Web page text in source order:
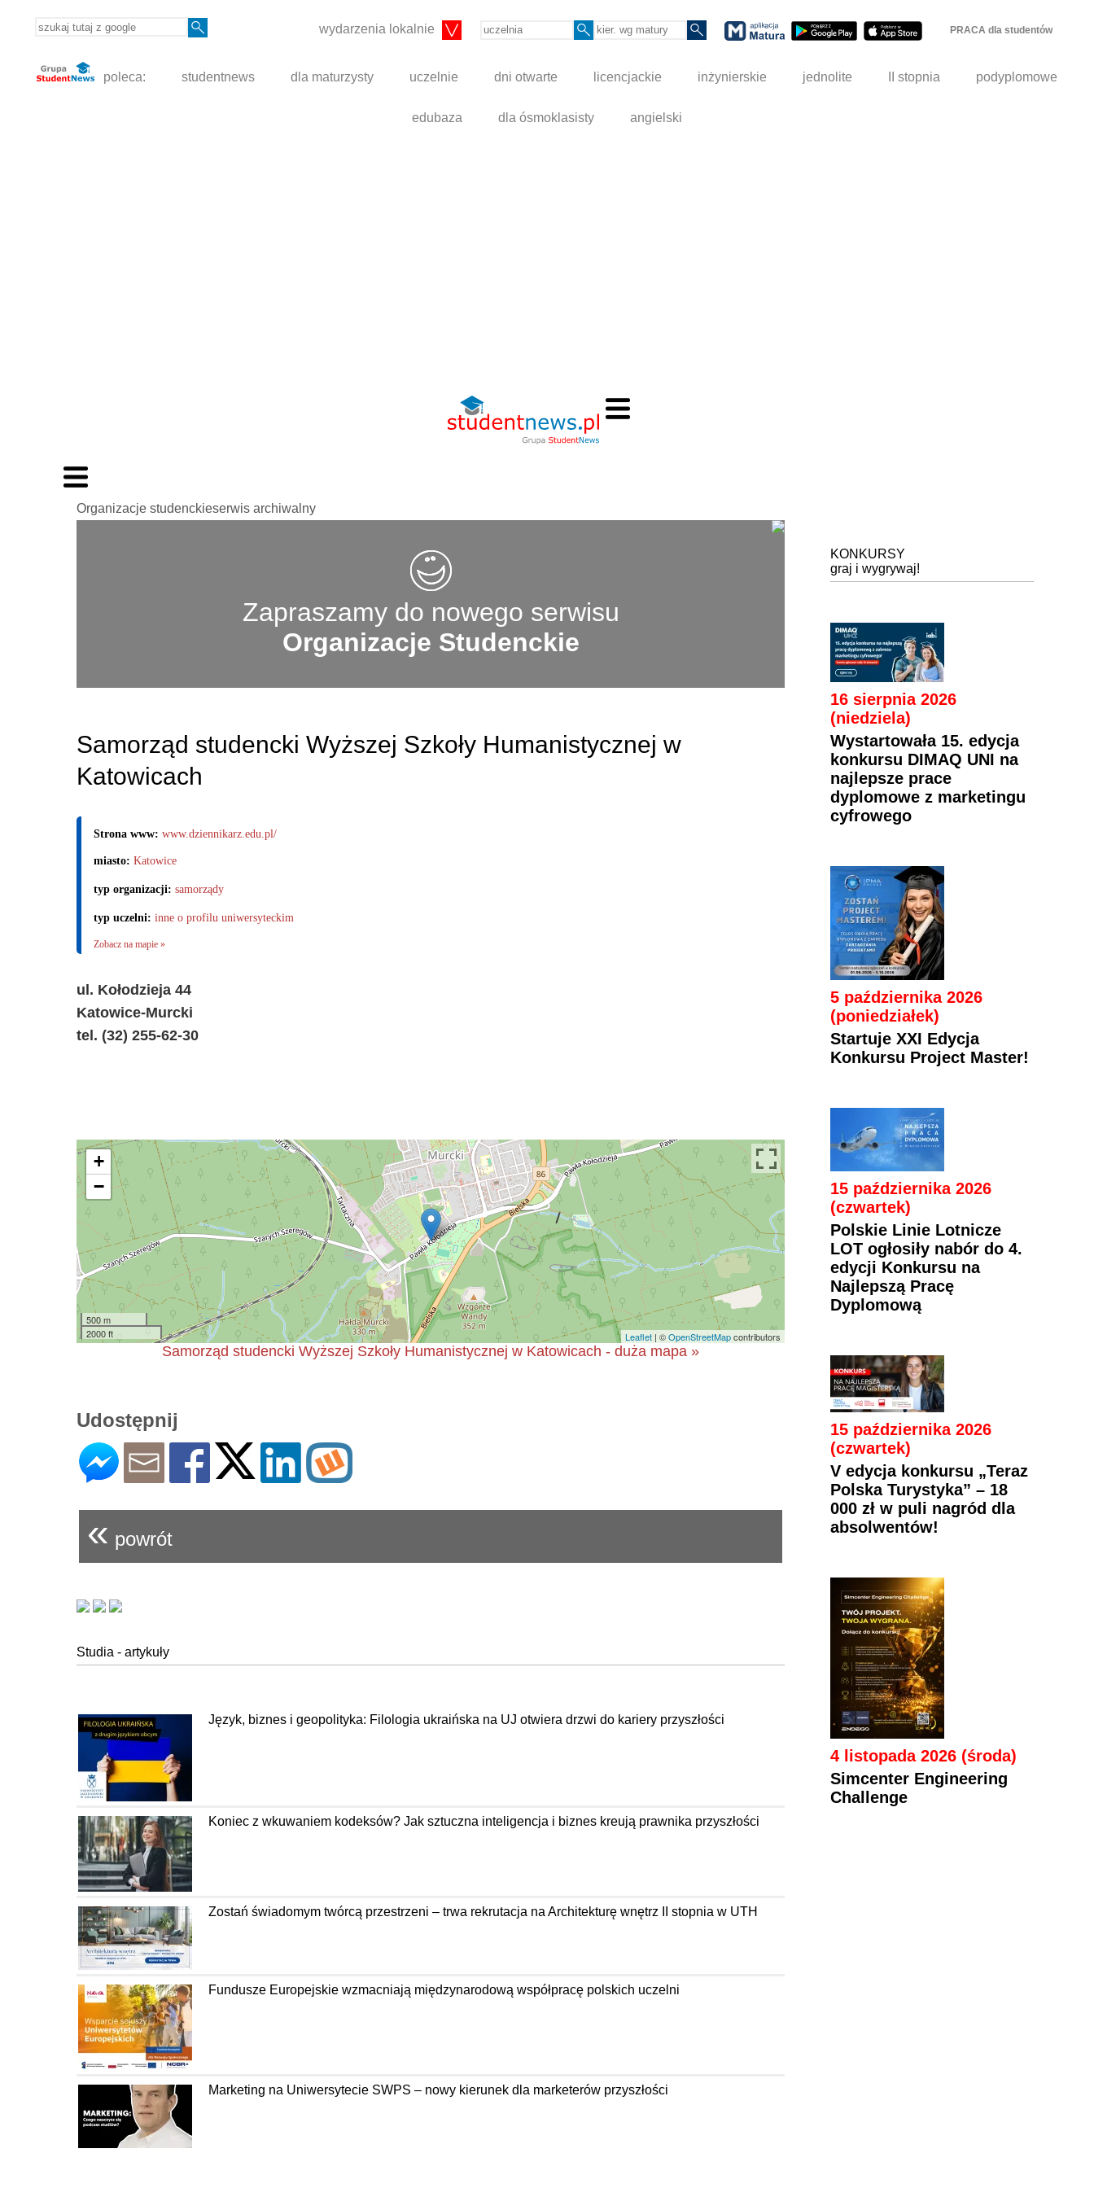
wydarzenia lokalnie PRACA dla studentów
poleca: studentnews dla maturzysty uczelnie dni otwarte licencjackie inżynierskie jednolite II stopnia podyplomowe
edubaza dla ósmoklasisty angielski
Organizacje studenckieserwis archiwalny
Zapraszamy do nowego serwisu
Organizacje Studenckie
Samorząd studencki Wyższej Szkoły Humanistycznej w
Katowicach
Strona www: www.dziennikarz.edu.pl/
miasto: Katowice
typ organizacji: samorządy
typ uczelni: inne o profilu uniwersyteckim
Zobacz na mapie »
ul. Kołodzieja 44
Katowice-Murcki
tel. (32) 255-62-30
+
−
500 m
2000 ft
Leaflet | ©OpenStreetMapcontributors
Samorząd studencki Wyższej Szkoły Humanistycznej w Katowicach - duża mapa »
Udostępnij
« powrót
Studia - artykuły
Język, biznes i geopolityka: Filologia ukraińska na UJ otwiera drzwi do kariery przyszłości
Koniec z wkuwaniem kodeksów? Jak sztuczna inteligencja i biznes kreują prawnika przyszłości
Zostań świadomym twórcą przestrzeni – trwa rekrutacja na Architekturę wnętrz II stopnia w UTH
Fundusze Europejskie wzmacniają międzynarodową współpracę polskich uczelni
Marketing na Uniwersytecie SWPS – nowy kierunek dla marketerów przyszłości
KONKURSY
graj i wygrywaj!
16 sierpnia 2026
(niedziela)
Wystartowała 15. edycja
konkursu DIMAQ UNI na
najlepsze prace
dyplomowe z marketingu
cyfrowego
5 października 2026
(poniedziałek)
Startuje XXI Edycja
Konkursu Project Master!
15 października 2026
(czwartek)
Polskie Linie Lotnicze
LOT ogłosiły nabór do 4.
edycji Konkursu na
Najlepszą Pracę
Dyplomową
15 października 2026
(czwartek)
V edycja konkursu „Teraz
Polska Turystyka” – 18
000 zł w puli nagród dla
absolwentów!
4 listopada 2026 (środa)
Simcenter Engineering
Challenge